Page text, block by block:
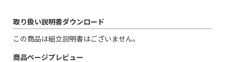
取り扱い説明書ダウンロード
この商品は組立説明書はございません。
商品ページプレビュー